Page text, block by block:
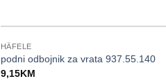
HÄFELE
podni odbojnik za vrata 937.55.140
9,15KM